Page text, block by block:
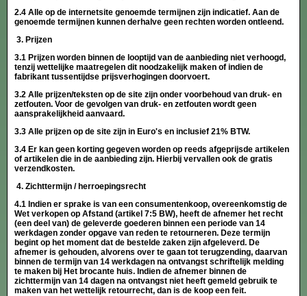
2.4 Alle op de internetsite genoemde termijnen zijn indicatief. Aan de
genoemde termijnen kunnen derhalve geen rechten worden ontleend.
3. Prijzen
3.1 Prijzen worden binnen de looptijd van de aanbieding niet verhoogd,
tenzij wettelijke maatregelen dit noodzakelijk maken of indien de
fabrikant tussentijdse prijsverhogingen doorvoert.
3.2 Alle prijzen/teksten op de site zijn onder voorbehoud van druk- en
zetfouten. Voor de gevolgen van druk- en zetfouten wordt geen
aansprakelijkheid aanvaard.
3.3 Alle prijzen op de site zijn in Euro's en inclusief 21% BTW.
3.4 Er kan geen korting gegeven worden op reeds afgeprijsde artikelen
of artikelen die in de aanbieding zijn. Hierbij vervallen ook de gratis
verzendkosten.
4. Zichttermijn / herroepingsrecht
4.1 Indien er sprake is van een consumentenkoop, overeenkomstig de
Wet verkopen op Afstand (artikel 7:5 BW), heeft de afnemer het recht
(een deel van) de geleverde goederen binnen een periode van 14
werkdagen zonder opgave van reden te retourneren. Deze termijn
begint op het moment dat de bestelde zaken zijn afgeleverd. De
afnemer is gehouden, alvorens over te gaan tot terugzending, daarvan
binnen de termijn van 14 werkdagen na ontvangst schriftelijk melding
te maken bij Het brocante huis. Indien de afnemer binnen de
zichttermijn van 14 dagen na ontvangst niet heeft gemeld gebruik te
maken van het wettelijk retourrecht, dan is de koop een feit.